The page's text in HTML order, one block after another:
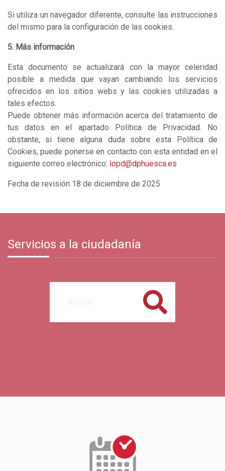
Si utiliza un navegador diferente, consulte las instrucciones
del mismo para la configuración de las cookies.
5. Más información
Esta documento se actualizará con la mayor celeridad
posible a medida que vayan cambiando los servicios
ofrecidos en los sitios webs y las cookies utilizadas a
tales efectos.
Puede obtener más información acerca del tratamiento de
tus datos en el apartado Política de Privacidad. No
obstante, si tiene alguna duda sobre esta Política de
Cookies, puede ponerse en contacto con esta entidad en el
siguiente correo electrónico: lopd@dphuesca.es
Fecha de revisión 18 de diciembre de 2025
Servicios a la ciudadanía
Buscar